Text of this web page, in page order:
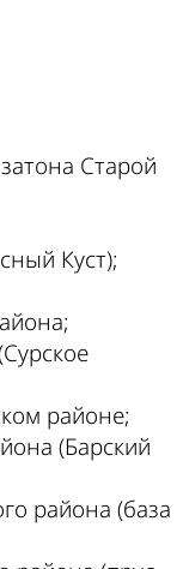
Старой
Куст);
районе;
(Барский
района (база